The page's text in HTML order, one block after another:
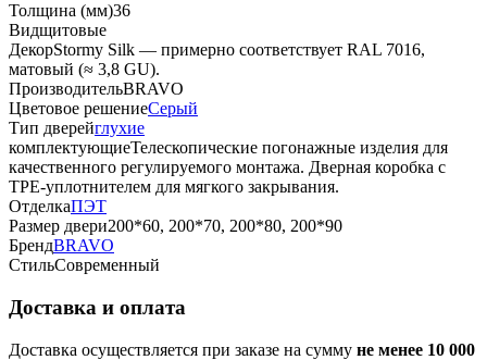
Толщина (мм)36
Видщитовые
ДекорStormy Silk — примерно соответствует RAL 7016,
матовый (≈ 3,8 GU).
ПроизводительBRAVO
Цветовое решениеСерый
Тип дверейглухие
комплектующиеТелескопические погонажные изделия для
качественного регулируемого монтажа. Дверная коробка с
TPE-уплотнителем для мягкого закрывания.
ОтделкаПЭТ
Размер двери200*60, 200*70, 200*80, 200*90
БрендBRAVO
СтильСовременный
Доставка и оплата
Доставка осуществляется при заказе на сумму не менее 10 000